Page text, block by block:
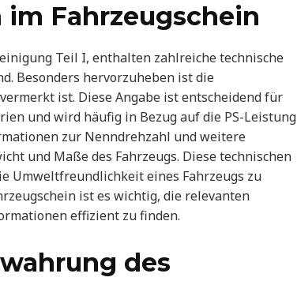
Fahrzeugschein
Teil I, enthalten zahlreiche technische
Besonders hervorzuheben ist die
ist. Diese Angabe ist entscheidend für
und wird häufig in Bezug auf die PS-Leistung
zur Nenndrehzahl und weitere
und Maße des Fahrzeugs. Diese technischen
Umweltfreundlichkeit eines Fahrzeugs zu
ist es wichtig, die relevanten
effizient zu finden.
des